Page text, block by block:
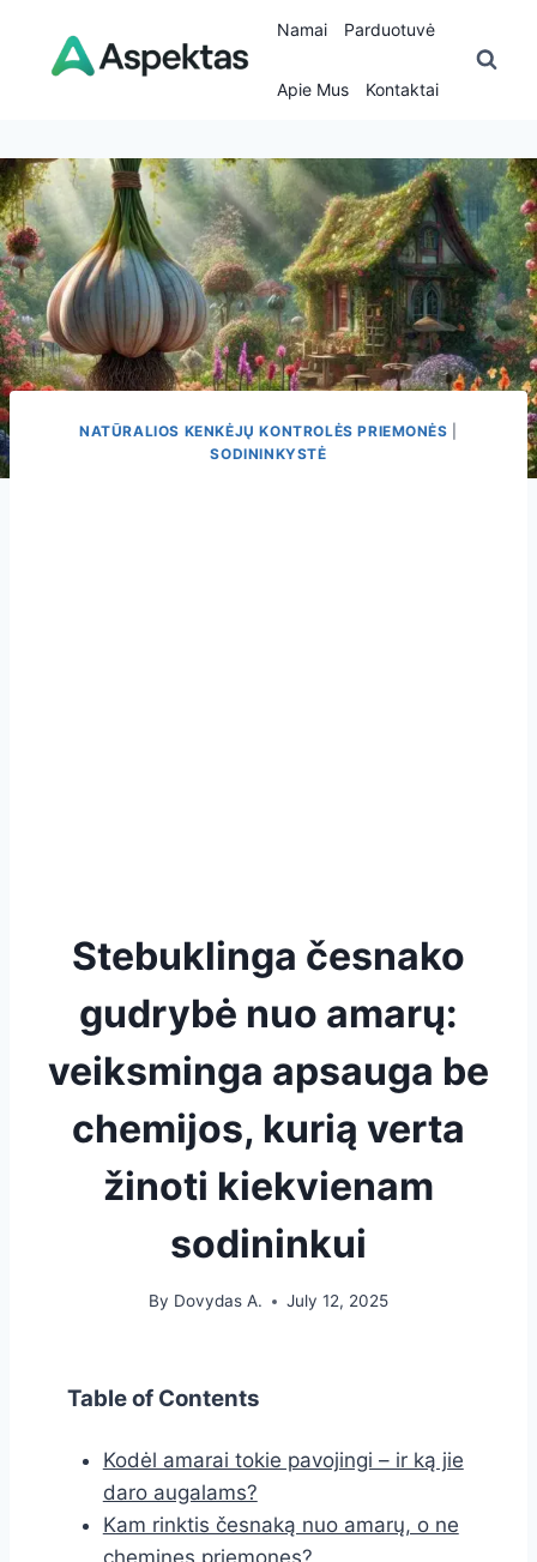
content
Namai Parduotuvė
Apie Mus Kontaktai
NATŪRALIOS KENKĖJŲ KONTROLĖS PRIEMONĖS
SODININKYSTĖ
Stebuklinga česnako
gudrybė nuo amarų:
veiksminga apsauga be
chemijos, kurią verta
žinoti kiekvienam
sodininkui
By Dovydas A. July 12, 2025
Table of Contents
Kodėl amarai tokie pavojingi – ir ką jie
daro augalams?
Kam rinktis česnaką nuo amarų, o ne